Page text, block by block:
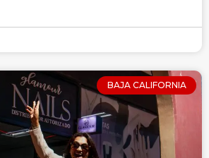
BAJA CALIFORNIA